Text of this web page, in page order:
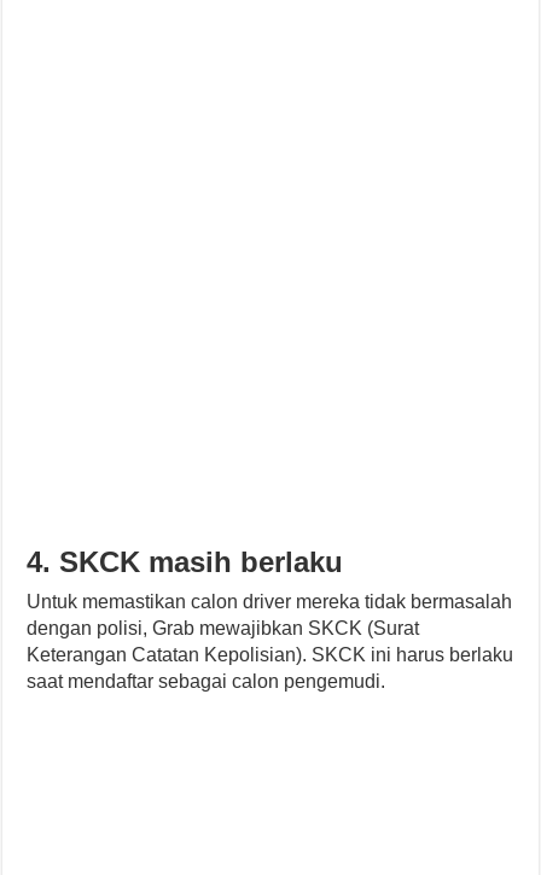
4. SKCK masih berlaku
Untuk memastikan calon driver mereka tidak bermasalah
dengan polisi, Grab mewajibkan SKCK (Surat
Keterangan Catatan Kepolisian). SKCK ini harus berlaku
saat mendaftar sebagai calon pengemudi.